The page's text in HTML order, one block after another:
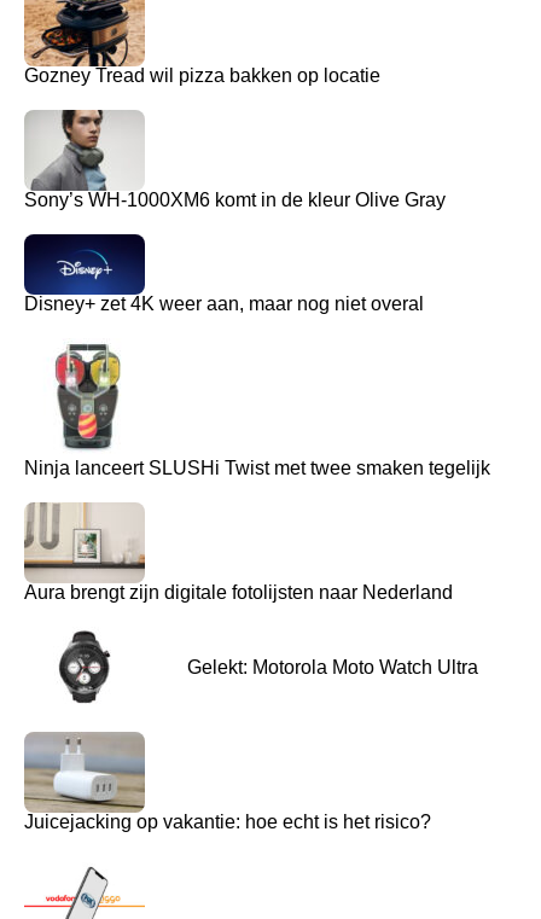
Gozney Tread wil pizza bakken op locatie
Sony’s WH-1000XM6 komt in de kleur Olive Gray
Disney+ zet 4K weer aan, maar nog niet overal
Ninja lanceert SLUSHi Twist met twee smaken tegelijk
Aura brengt zijn digitale fotolijsten naar Nederland
Gelekt: Motorola Moto Watch Ultra
Juicejacking op vakantie: hoe echt is het risico?